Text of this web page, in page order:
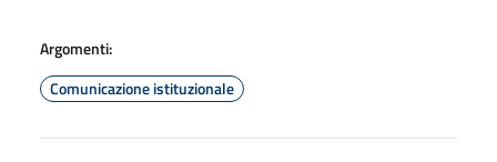
Argomenti:
Comunicazione istituzionale